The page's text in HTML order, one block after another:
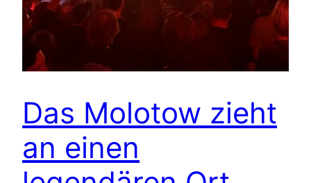
Das Molotow zieht
an einen